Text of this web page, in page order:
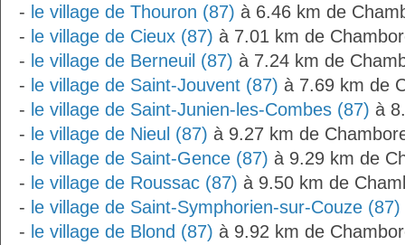
- le village de Thouron (87) à 6.46 km de
- le village de Cieux (87) à 7.01 km de
- le village de Berneuil (87) à 7.24 km de
- le village de Saint-Jouvent (87) à 7.69 km de
- le village de Saint-Junien-les-Combes (87) à
- le village de Nieul (87) à 9.27 km de
- le village de Saint-Gence (87) à 9.29 km de
- le village de Roussac (87) à 9.50 km de
- le village de Saint-Symphorien-sur-Couze (87)
- le village de Blond (87) à 9.92 km de